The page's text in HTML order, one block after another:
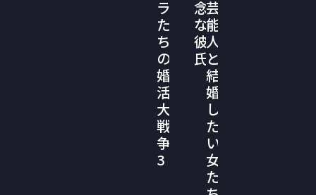
ラ
た
ち
の
婚
活
大
戦
争
3
念
な
彼
氏
芸
能
人
と
結
婚
し
た
い
女
た